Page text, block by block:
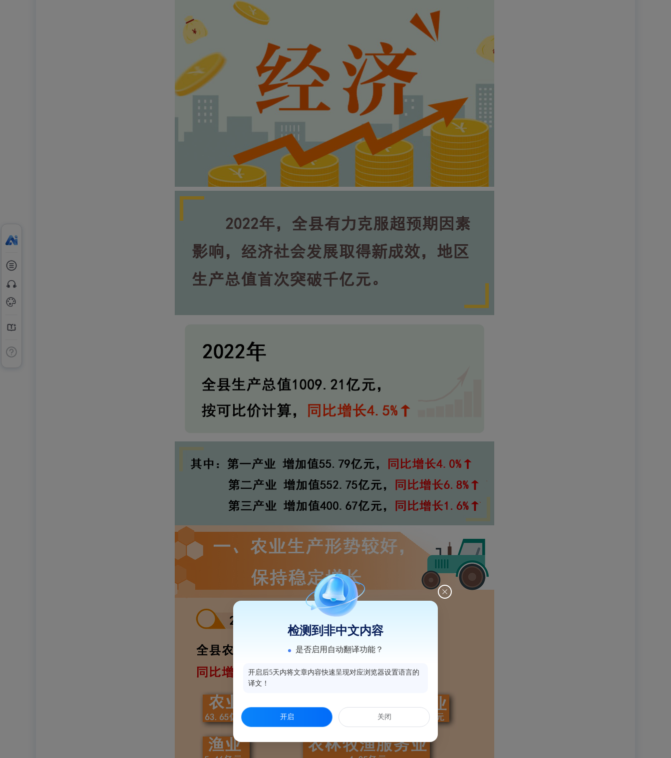
检测到非中文内容
是否启用自动翻译功能？
开启后5天内将文章内容快速呈现对应浏览器设置语言的
译文！
开启 关闭